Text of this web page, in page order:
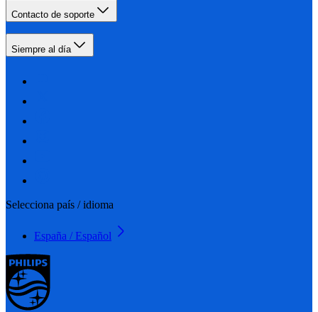
Contacto de soporte
Siempre al día
Selecciona país / idioma
España / Español